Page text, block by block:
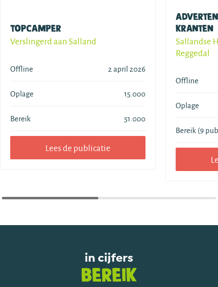
TopCamper
Verslingerd aan Salland
Offline 2 april 2026
Oplage 15.000
Bereik 51.000
Lees de publicatie
kranten
Sallandse
Reggedal
Offline
Oplage
Bereik (9
in cijfers
Bereik